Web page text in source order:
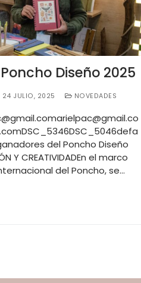
Diseño 2025
24 JULIO, 2025 NOVEDADES
@gmail.comarielpac@gmail.co
_5346DSC_5046defa
del Poncho Diseño
Y CREATIVIDADEn el marco
del Poncho, se…